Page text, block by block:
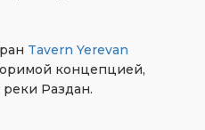
Tavern Yerevan
концепцией,
Раздан.